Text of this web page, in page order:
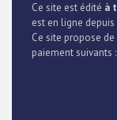
Ce site est édité à
est en ligne depuis
Ce site propose
paiement suivants